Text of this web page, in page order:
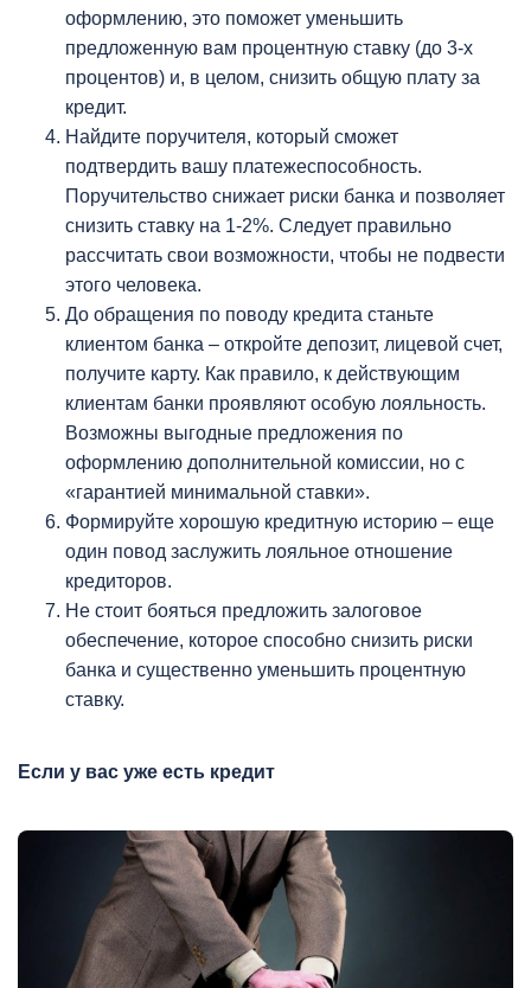
оформлению, это поможет уменьшить
предложенную вам процентную ставку (до 3-х
процентов) и, в целом, снизить общую плату за
кредит.
Найдите поручителя, который сможет
подтвердить вашу платежеспособность.
Поручительство снижает риски банка и позволяет
снизить ставку на 1-2%. Следует правильно
рассчитать свои возможности, чтобы не подвести
этого человека.
До обращения по поводу кредита станьте
клиентом банка – откройте депозит, лицевой счет,
получите карту. Как правило, к действующим
клиентам банки проявляют особую лояльность.
Возможны выгодные предложения по
оформлению дополнительной комиссии, но с
«гарантией минимальной ставки».
Формируйте хорошую кредитную историю – еще
один повод заслужить лояльное отношение
кредиторов.
Не стоит бояться предложить залоговое
обеспечение, которое способно снизить риски
банка и существенно уменьшить процентную
ставку.
Если у вас уже есть кредит